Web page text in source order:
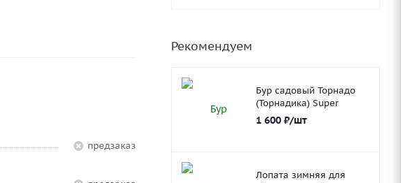
Предзаказ
Рекомендуем
Бур садовый Торнадо
(Торнадика) Super
1 600₽/шт
Лопата зимняя для